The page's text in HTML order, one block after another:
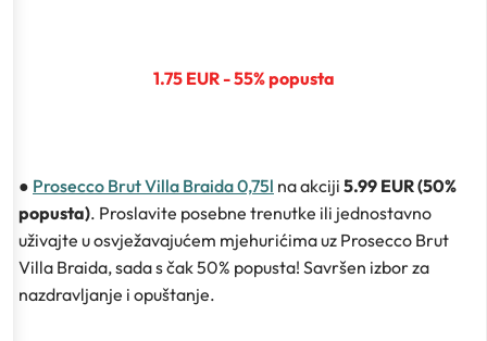
1.75 EUR - 55% popusta
● Prosecco Brut Villa Braida 0,75l na akciji 5.99 EUR (50%
popusta). Proslavite posebne trenutke ili jednostavno
uživajte u osvježavajućem mjehurićima uz Prosecco Brut
Villa Braida, sada s čak 50% popusta! Savršen izbor za
nazdravljanje i opuštanje.